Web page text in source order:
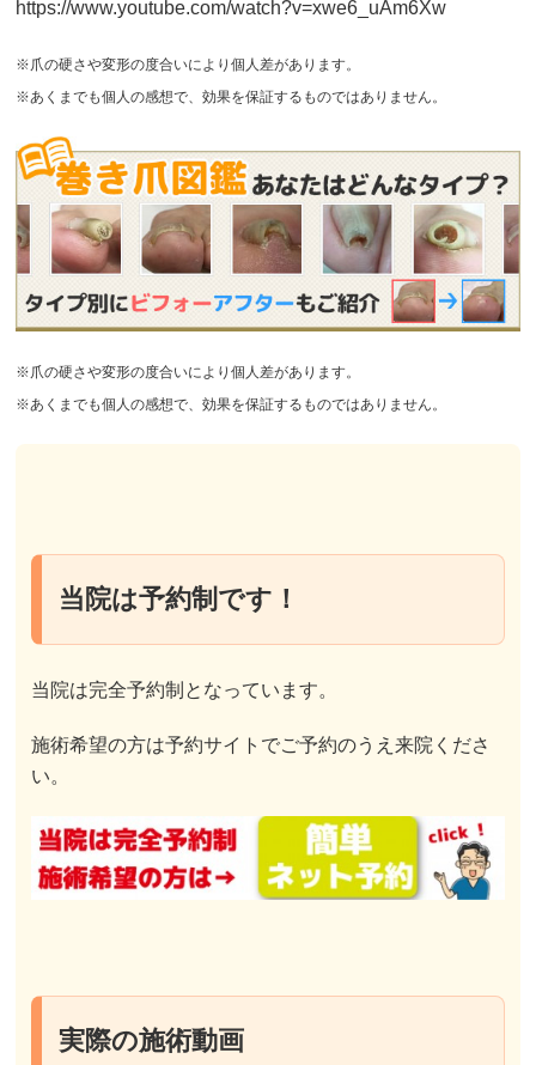
https://www.youtube.com/watch?v=xwe6_uAm6Xw
※爪の硬さや変形の度合いにより個人差があります。
※あくまでも個人の感想で、効果を保証するものではありません。
※爪の硬さや変形の度合いにより個人差があります。
※あくまでも個人の感想で、効果を保証するものではありません。
当院は予約制です！
当院は完全予約制となっています。
施術希望の方は予約サイトでご予約のうえ来院くださ
い。
実際の施術動画